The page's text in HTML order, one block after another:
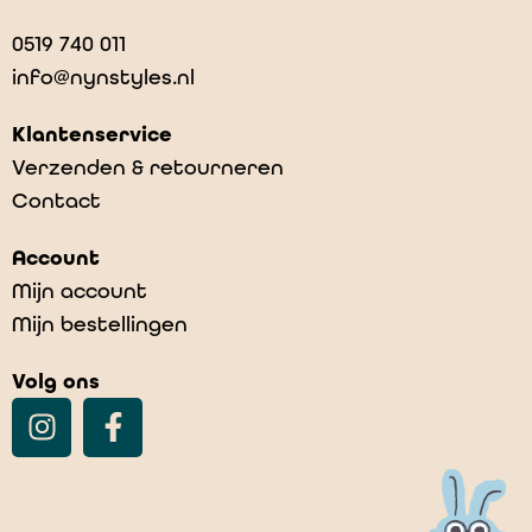
0519 740 011
info@nynstyles.nl
Klantenservice
Verzenden & retourneren
Contact
Account
Mijn account
Mijn bestellingen
Volg ons